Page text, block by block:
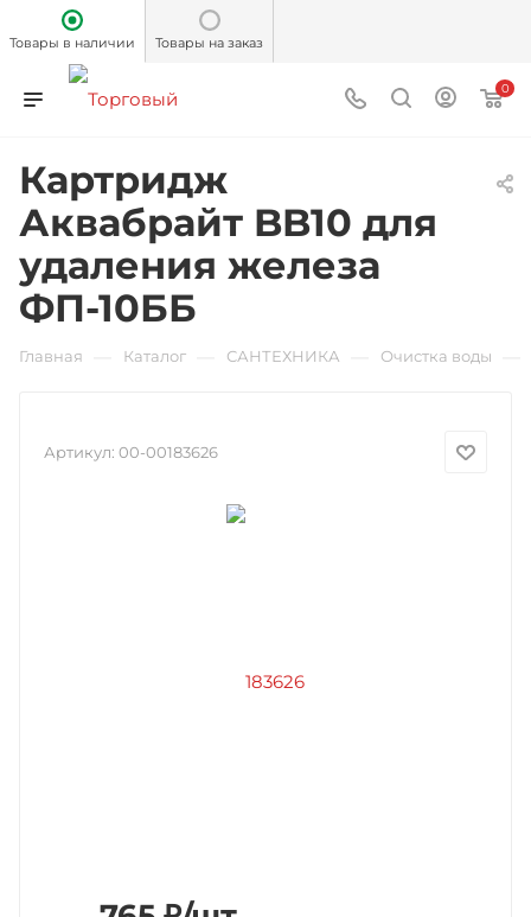
Товары в наличии Товары на заказ
0
Картридж
Аквабрайт BB10 для
удаления железа
ФП-10ББ
Главная Каталог САНТЕХНИКА Очистка воды
Артикул: 00-00183626